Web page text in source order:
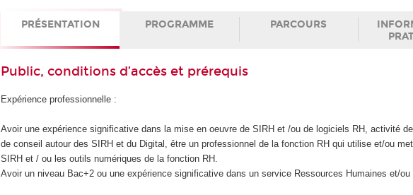
PRÉSENTATION PROGRAMME PARCOURS
Public, conditions d’accès et prérequis
Expérience professionnelle :
Avoir une expérience significative dans la mise en oeuvre de SIRH et /ou de logiciels RH, activité
de conseil autour des SIRH et du Digital, être un professionnel de la fonction RH qui utilise et/ou
SIRH et / ou les outils numériques de la fonction RH.
Avoir un niveau Bac+2 ou une expérience significative dans un service Ressources Humaines et/ou